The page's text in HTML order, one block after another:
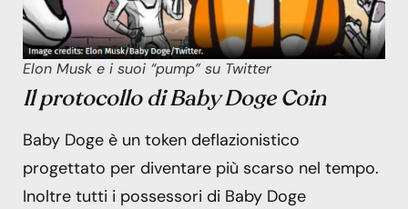
Elon Musk e i suoi “pump” su Twitter
Il protocollo di Baby Doge Coin
Baby Doge è un token deflazionistico
progettato per diventare più scarso nel tempo.
Inoltre tutti i possessori di Baby Doge